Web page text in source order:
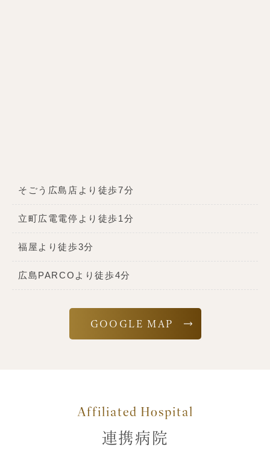
そごう広島店より徒歩7分
立町広電電停より徒歩1分
福屋より徒歩3分
広島PARCOより徒歩4分
GOOGLE MAP
Affiliated Hospital
連携病院